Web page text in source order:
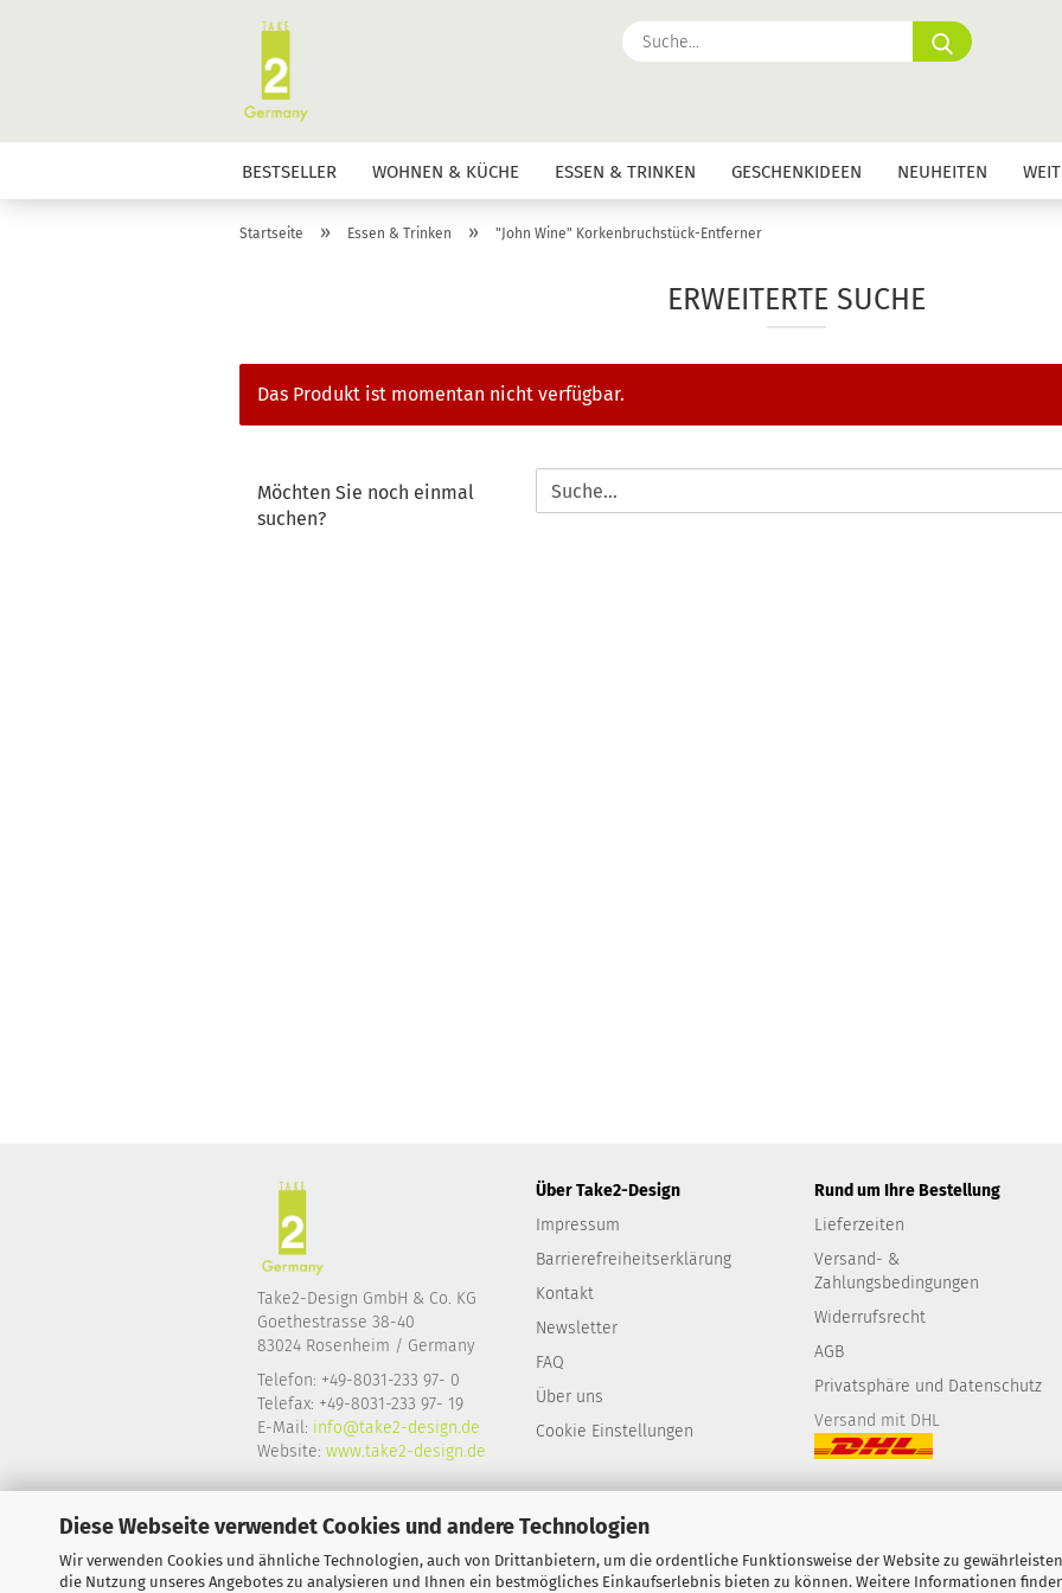
Diese Webseite verwendet Cookies und andere Technologien
Wir verwenden Cookies und ähnliche Technologien, auch von Drittanbietern, um die ordentliche Funktionsweise der Website zu
die Nutzung unseres Angebotes zu analysieren und Ihnen ein bestmögliches Einkaufserlebnis bieten zu können. Weitere Informationen
Suche...
BESTSELLER WOHNEN & KÜCHE ESSEN & TRINKEN GESCHENKIDEEN NEUHEITEN
Startseite » Essen & Trinken » "John Wine" Korkenbruchstück-Entferner
ERWEITERTE SUCHE
Das Produkt ist momentan nicht verfügbar.
MÖCHTEN
SIE
NOCH
Möchten Sie noch einmal
suchen?
Take2-Design GmbH & Co. KG
Goethestrasse 38-40
83024 Rosenheim / Germany
Telefon: +49-8031-233 97- 0
Telefax: +49-8031-233 97- 19
E-Mail: info@take2-design.de
Website: www.take2-design.de
Über Take2-Design
Impressum
Barrierefreiheitserklärung
Kontakt
Newsletter
FAQ
Über uns
Cookie Einstellungen
Rund um Ihre Bestellung
Lieferzeiten
Versand- &
Zahlungsbedingungen
Widerrufsrecht
AGB
Privatsphäre und Datenschutz
Versand mit DHL
Webshopby Gambio.de © 2026